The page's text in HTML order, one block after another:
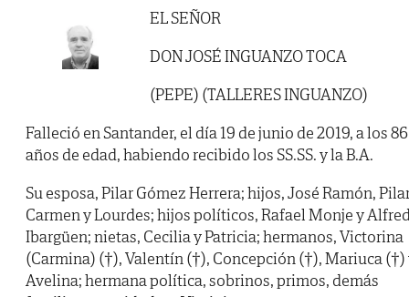
EL SEÑOR
DON JOSÉ INGUANZO TOCA
(PEPE) (TALLERES INGUANZO)
Falleció en Santander, el día 19 de junio de 2019, a los 86
años de edad, habiendo recibido los SS.SS. y la B.A.
Su esposa, Pilar Gómez Herrera; hijos, José Ramón,
Carmen y Lourdes; hijos políticos, Rafael Monje y
Ibargüen; nietas, Cecilia y Patricia; hermanos, Victorina
(Carmina) (†), Valentín (†), Concepción (†), Mariuca (†)
Avelina; hermana política, sobrinos, primos, demás